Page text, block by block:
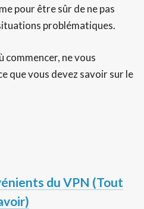
pour être sûr de ne pas
problématiques.
commencer, ne vous
que vous devez savoir sur le
du VPN (Tout